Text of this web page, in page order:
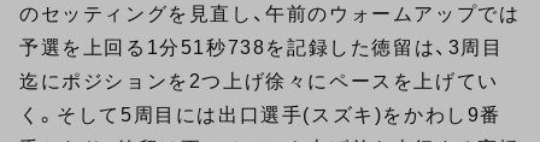
のセッティングを見直し、午前のウォームアップでは
予選を上回る1分51秒738を記録した徳留は、3周目
迄にポジションを2つ上げ徐々にペースを上げてい
く。そして5周目には出口選手(スズキ)をかわし9番